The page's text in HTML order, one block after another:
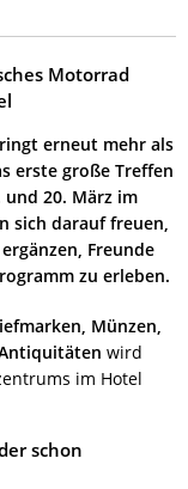
Motorrad
erneut mehr als
erste große Treffen
und 20. März im
sich darauf freuen,
Freunde
zu erleben.
Münzen,
wird
im Hotel
schon